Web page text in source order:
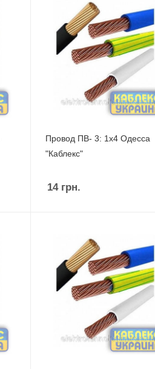
Провод ПВ- 3: 1х4 Одесса
"Каблекс"
14грн.